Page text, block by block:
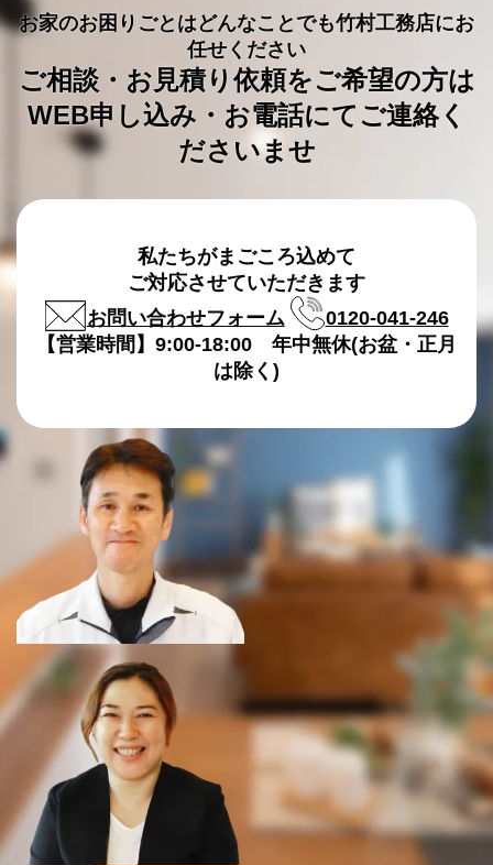
お家のお困りごとはどんなことでも竹村工務店にお
任せください
ご相談・お見積り依頼をご希望の方は
WEB申し込み・お電話にてご連絡く
ださいませ
私たちがまごころ込めて
ご対応させていただきます
お問い合わせフォーム
0120-041-246
【営業時間】9:00-18:00 年中無休(お盆・正月
は除く)